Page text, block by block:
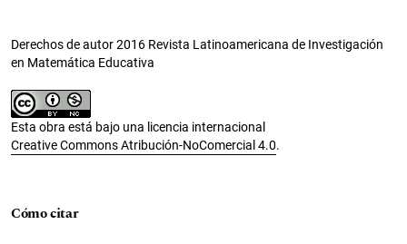
Derechos de autor 2016 Revista Latinoamericana de Investigación
en Matemática Educativa
Esta obra está bajo una licencia internacional
Creative Commons Atribución-NoComercial 4.0.
Cómo citar